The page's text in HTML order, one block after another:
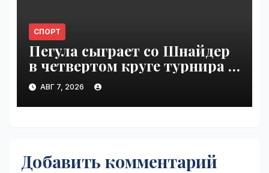
СПОРТ
Пегула сыграет со Шнайдер
в четвертом круге турнира в
Торонто | VseTime.ru
АВГ 7, 2026
Добавить комментарий